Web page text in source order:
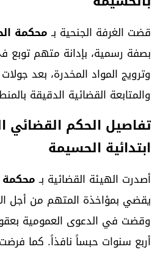
قضت الغرفة الجنحية بـمحكمة
بصفة رسمية، بإدانة متهم
وترويج المواد المخدرة، بعد
والمتابعة القضائية الدقيقة
تفاصيل الحكم القضائي
ابتدائية الحسيمة
أصدرت الهيئة القضائية بـ
يقضي بمؤاخذة المتهم من أجل
وقضت في الدعوى العمومية
أربع سنوات حبساً نافذاً. كما